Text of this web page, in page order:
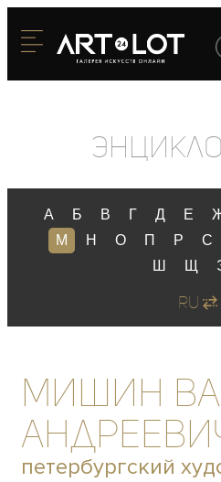
А Б В Г Д Е
М
Н О П Р С
Ш
Щ
RU
Мишин
петербургский